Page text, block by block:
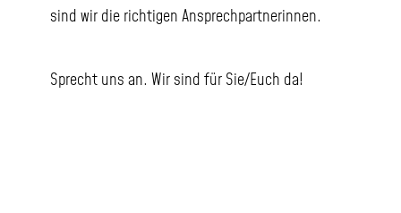
sind wir die richtigen Ansprechpartnerinnen.
Sprecht uns an. Wir sind für Sie/Euch da!